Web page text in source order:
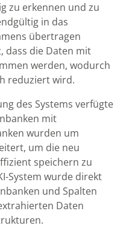
zu erkennen und zu
in das
übertragen
dass die Daten mit
werden, wodurch
reduziert wird.
des Systems verfügte
mit
wurden um
um die neu
speichern zu
System wurde direkt
und Spalten
Daten